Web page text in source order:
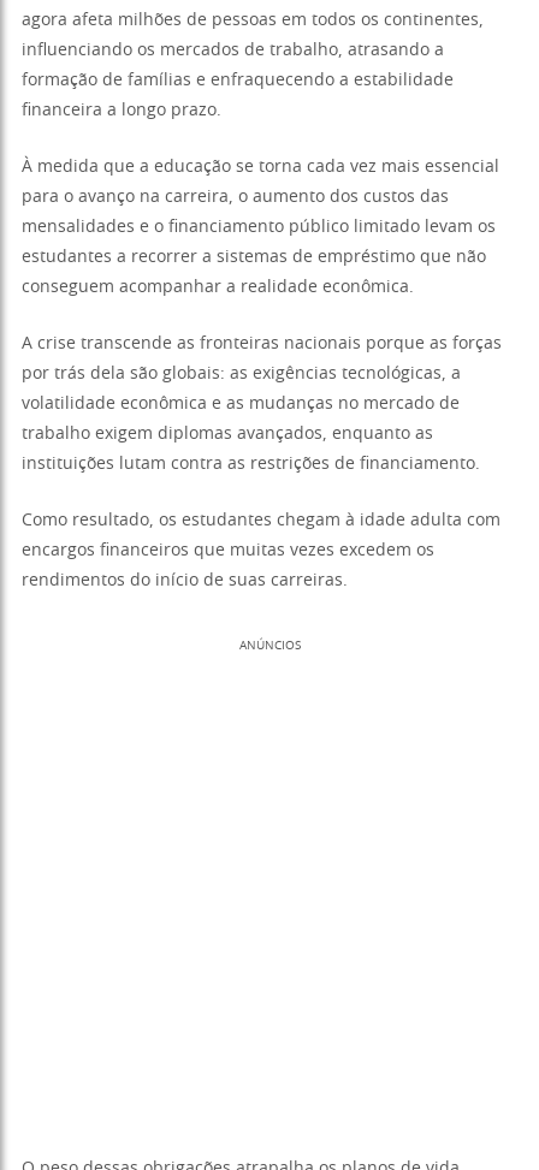
agora afeta milhões de pessoas em todos os continentes,
influenciando os mercados de trabalho, atrasando a
formação de famílias e enfraquecendo a estabilidade
financeira a longo prazo.
À medida que a educação se torna cada vez mais essencial
para o avanço na carreira, o aumento dos custos das
mensalidades e o financiamento público limitado levam os
estudantes a recorrer a sistemas de empréstimo que não
conseguem acompanhar a realidade econômica.
A crise transcende as fronteiras nacionais porque as forças
por trás dela são globais: as exigências tecnológicas, a
volatilidade econômica e as mudanças no mercado de
trabalho exigem diplomas avançados, enquanto as
instituições lutam contra as restrições de financiamento.
Como resultado, os estudantes chegam à idade adulta com
encargos financeiros que muitas vezes excedem os
rendimentos do início de suas carreiras.
ANÚNCIOS